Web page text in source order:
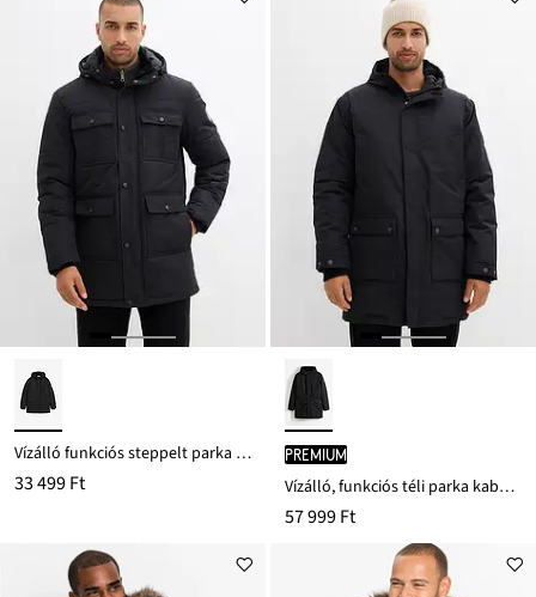
Vízálló funkciós steppelt parka kabát praktikus zsebekkel
33 499 Ft
PREMIUM
Vízálló, funkciós téli parka kabát igazi pehelytollal
57 999 Ft